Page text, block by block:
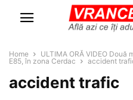
Home
ULTIMA ORĂ VIDEO
E85, în zona Cerdac
accident
accident trafic